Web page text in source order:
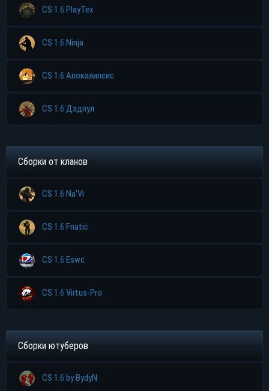
CS 1.6 PlayTex
CS 1.6 Ninja
CS 1.6 Апокалипсис
CS 1.6 Дэдпул
Сборки от кланов
CS 1.6 Na'Vi
CS 1.6 Fnatic
CS 1.6 Eswc
CS 1.6 Virtus-Pro
Сборки ютуберов
CS 1.6 by BydyN